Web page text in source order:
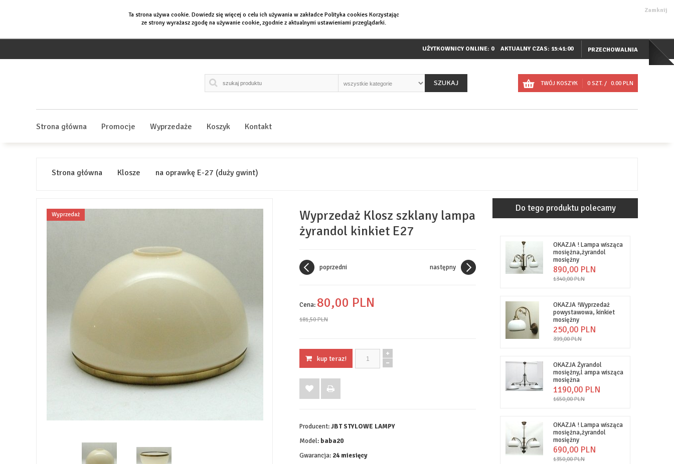
Ta strona używa cookie. Dowiedz się więcej o celu ich używania w zakładce Polityka cookies Korzystając
ze strony wyrażasz zgodę na używanie cookie, zgodnie z aktualnymi ustawieniami przeglądarki.
Zamknij
UŻYTKOWNICY ONLINE: 0 AKTUALNY CZAS: 15:41:01 PRZECHOWALNIA
SZUKAJ TWÓJ KOSZYK 0 SZT. / 0.00 PLN
Strona główna Promocje Wyprzedaże Koszyk Kontakt
Strona główna Klosze na oprawkę E-27 (duży gwint)
Wyprzedaż
Wyprzedaż Klosz szklany lampa
żyrandol kinkiet E27
poprzedni następny
Cena: 80,00 PLN
181,50 PLN
kup teraz!
Producent:JBT STYLOWE LAMPY
Model: baba20
Gwarancja: 24 miesięcy
Do tego produktu polecamy
OKAZJA ! Lampa wisząca
mosiężna,żyrandol
mosiężny
890,00 PLN
1340,00 PLN
OKAZJA !Wyprzedaż
powystawowa, kinkiet
mosiężny
250,00 PLN
399,00 PLN
OKAZJA Żyrandol
mosiężny,l ampa wisząca
mosiężna
1190,00 PLN
1650,00 PLN
OKAZJA ! Lampa wisząca
mosiężna,żyrandol
mosiężny
690,00 PLN
1350,00 PLN